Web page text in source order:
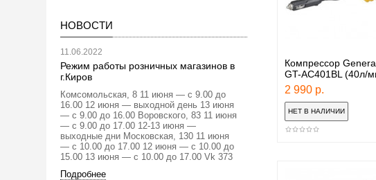
НОВОСТИ
11.06.2022
Режим работы розничных магазинов в
г.Киров
Комсомольская, 8 11 июня — с 9.00 до
16.00 12 июня — выходной день 13 июня
— с 9.00 до 16.00 Воровского, 83 11 июня
— с 9.00 до 17.00 12-13 июня —
выходные дни Московская, 130 11 июня
— с 10.00 до 17.00 12 июня — с 10.00 до
15.00 13 июня — с 10.00 до 17.00 Vk 373
Подробнее
Компрессор
GT-AC401BL (40л/
2 990 р.